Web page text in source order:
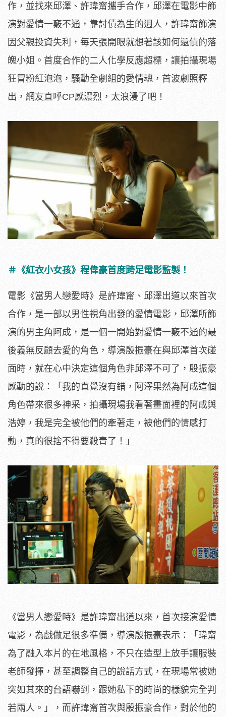
作，並找來邱澤、許瑋甯攜手合作，邱澤在電影中飾
演對愛情一竅不通，靠討債為生的迌人，許瑋甯飾演
因父親投資失利，每天張開眼就想著該如何還債的落
魄小姐。首度合作的二人化學反應超標，讓拍攝現場
狂冒粉紅泡泡，騷動全劇組的愛情魂，首波劇照釋
出，網友直呼CP感濃烈，太浪漫了吧！
＃《紅衣小女孩》程偉豪首度跨足電影監製！
電影《當男人戀愛時》是許瑋甯、邱澤出道以來首次
合作， 是一部以男性視角出發的愛情電影，邱澤所飾
演的男主角阿成， 是一個一開始對愛情一竅不通的最
後義無反顧去愛的角色，導演殷振豪在與邱澤首次碰
面時，就在心中決定這個角色非邱澤不可了， 殷振豪
感動的說：「我的直覺沒有錯，阿澤果然為阿成這個
角色帶來很多神采，拍攝現場我看著畫面裡的阿成與
浩婷， 我是完全被他們的牽著走，被他們的情感打
動， 真的很捨不得要殺青了！」
《當男人戀愛時》是許瑋甯出道以來，首次接演愛情
電影， 為戲做足很多準備，導演殷振豪表示：「 瑋甯
為了融入本片的在地風格，不只在造型上放手讓服裝
老師發揮， 甚至調整自己的說話方式，在現場常被她
突如其來的台語嚇到， 跟她私下的時尚的樣貌完全判
若兩人。」， 而許瑋甯首次與殷振豪合作，對於他的